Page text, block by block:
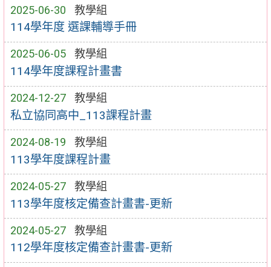
2025-06-30 教學組
114學年度 選課輔導手冊
2025-06-05 教學組
114學年度課程計畫書
2024-12-27 教學組
私立協同高中_113課程計畫
2024-08-19 教學組
113學年度課程計畫
2024-05-27 教學組
113學年度核定備查計畫書-更新
2024-05-27 教學組
112學年度核定備查計畫書-更新